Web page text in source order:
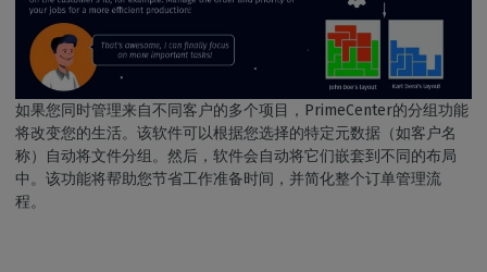
如果您同时管理来自不同客户的多个项目，PrimeCenter的分组功能
将改变您的生活。该软件可以根据您选择的特定元数据（如客户名
称）自动将文件分组。然后，软件会自动将它们嵌套到不同的布局
中。该功能将帮助您节省工作准备时间，并简化整个订单管理流
程。